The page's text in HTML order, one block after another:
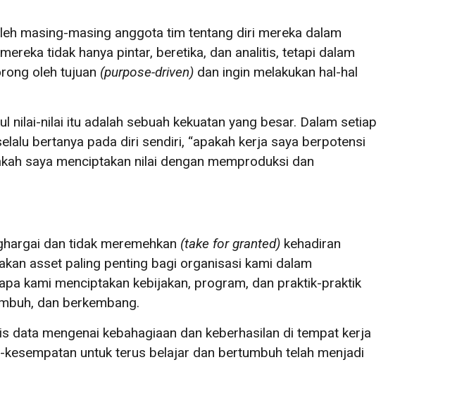
masing-masing anggota tim tentang diri mereka dalam
tidak hanya pintar, beretika, dan analitis, tetapi dalam
oleh tujuan (purpose-driven) dan ingin melakukan hal-hal
nilai-nilai itu adalah sebuah kekuatan yang besar. Dalam setiap
bertanya pada diri sendiri, “apakah kerja saya berpotensi
saya menciptakan nilai dengan memproduksi dan
dan tidak meremehkan (take for granted) kehadiran
asset paling penting bagi organisasi kami dalam
kami menciptakan kebijakan, program, dan praktik-praktik
dan berkembang.
data mengenai kebahagiaan dan keberhasilan di tempat kerja
untuk terus belajar dan bertumbuh telah menjadi